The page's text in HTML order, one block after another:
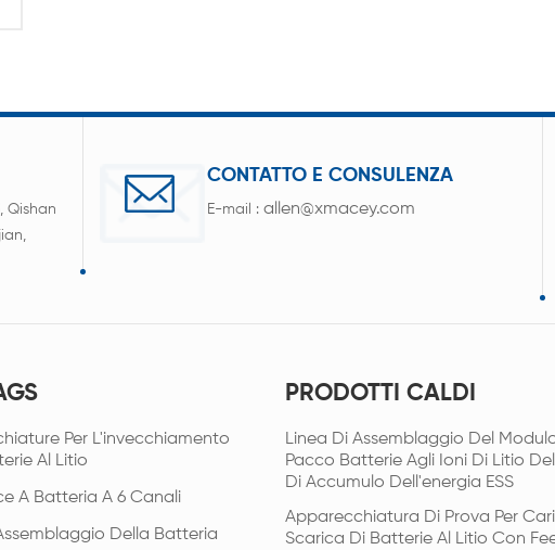
Qishan
CONTATTO E CONSULENZA
E-mail :allen@xmacey.com
Per L'invecchiamento
Al Litio
A Batteria A 6 Canali
Della Batteria
PRODOTTI CALDI
Linea Di Assemblaggio Del
Pacco Batterie Agli Ioni Di Litio
Di Accumulo Dell'energia ESS
Apparecchiatura Di Prova Per
Scarica Di Batterie Al Litio Con